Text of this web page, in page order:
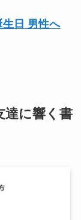
生日 男性へ
達に響く書